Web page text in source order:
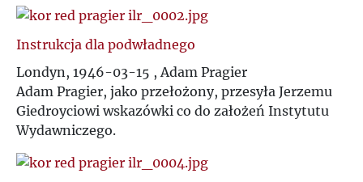
Instrukcja dla podwładnego
Londyn, 1946-03-15 , Adam Pragier
Adam Pragier, jako przełożony, przesyła Jerzemu
Giedroyciowi wskazówki co do założeń Instytutu
Wydawniczego.